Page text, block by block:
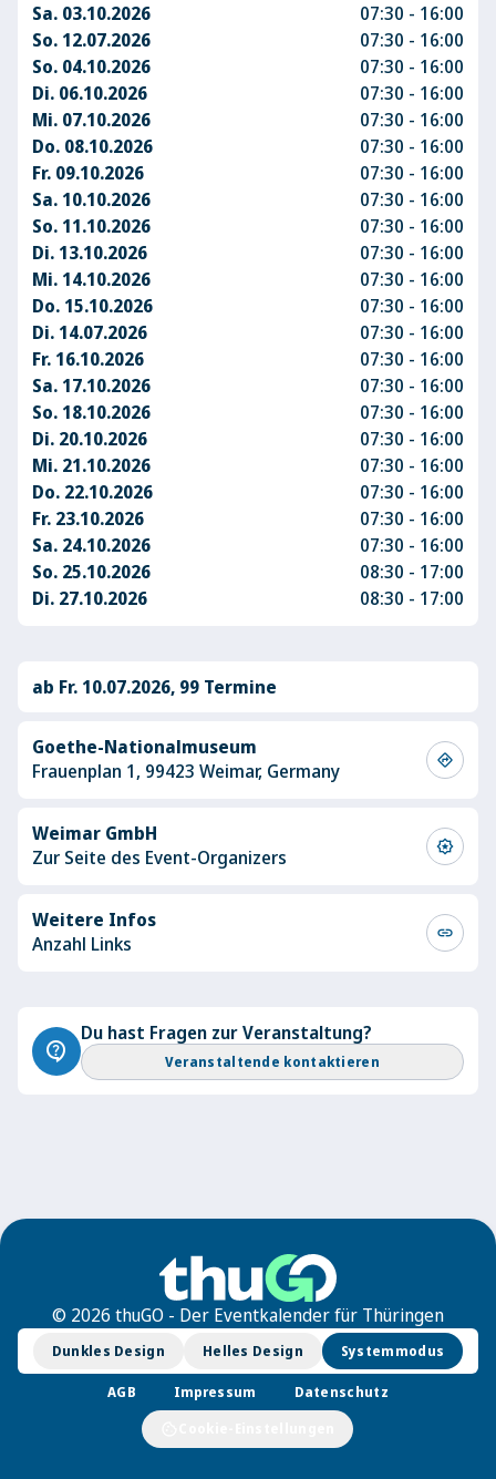
Sa. 03.10.2026
07:30 - 16:00
So. 12.07.2026
07:30 - 16:00
So. 04.10.2026
07:30 - 16:00
Di. 06.10.2026
07:30 - 16:00
Mi. 07.10.2026
07:30 - 16:00
Do. 08.10.2026
07:30 - 16:00
Fr. 09.10.2026
07:30 - 16:00
Sa. 10.10.2026
07:30 - 16:00
So. 11.10.2026
07:30 - 16:00
Di. 13.10.2026
07:30 - 16:00
Mi. 14.10.2026
07:30 - 16:00
Do. 15.10.2026
07:30 - 16:00
Di. 14.07.2026
07:30 - 16:00
Fr. 16.10.2026
07:30 - 16:00
Sa. 17.10.2026
07:30 - 16:00
So. 18.10.2026
07:30 - 16:00
Di. 20.10.2026
07:30 - 16:00
Mi. 21.10.2026
07:30 - 16:00
Do. 22.10.2026
07:30 - 16:00
Fr. 23.10.2026
07:30 - 16:00
Sa. 24.10.2026
07:30 - 16:00
So. 25.10.2026
08:30 - 17:00
Di. 27.10.2026
08:30 - 17:00
ab Fr. 10.07.2026, 99 Termine
Goethe-Nationalmuseum
Frauenplan 1, 99423 Weimar, Germany
directions
Weimar GmbH
Zur Seite des Event-Organizers
award_star
Weitere Infos
Anzahl Links
link
contact_support
Du hast Fragen zur Veranstaltung?
Veranstaltende kontaktieren
© 2026 thuGO - Der Eventkalender für Thüringen
Dunkles Design Helles Design Systemmodus
AGB Impressum Datenschutz